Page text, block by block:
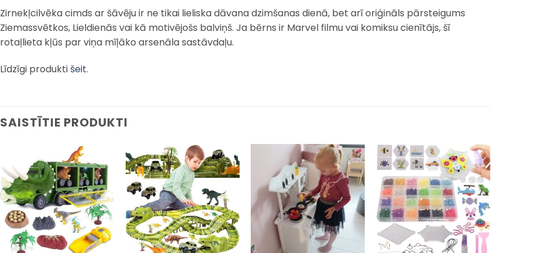
Zirnekļcilvēka cimds ar šāvēju ir ne tikai lieliska dāvana dzimšanas dienā, bet arī oriģināls pārsteigums
Ziemassvētkos, Lieldienās vai kā motivējošs balviņš. Ja bērns ir Marvel filmu vai komiksu cienītājs, šī
rotaļlieta kļūs par viņa mīļāko arsenāla sastāvdaļu.
Līdzīgi produkti šeit.
SAISTĪTIE PRODUKTI
Pievienot
sarakstam
Pievienot
sarakstam
Pievienot
sarakstam
Pievienot
sarakstam